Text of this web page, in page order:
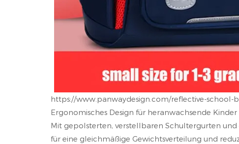
https://www.panwaydesign.com/reflective-school-
Ergonomisches Design für heranwachsende Kinder
Mit gepolsterten, verstellbaren Schultergurten
für eine gleichmäßige Gewichtsverteilung und